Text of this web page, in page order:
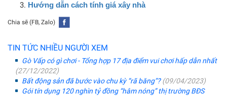
Hướng dẫn cách tính giá xây nhà
Chia sẽ (FB, Zalo)
TIN TỨC NHIỀU NGƯỜI XEM
Gò Vấp có gì chơi - Tổng hợp 17 địa điểm vui chơi hấp dẫn nhất
(27/12/2022)
Bất động sản đã bước vào chu kỳ “rã băng”?(09/04/2023)
Gói tín dụng 120 nghìn tỷ đồng “hâm nóng” thị trường BĐS